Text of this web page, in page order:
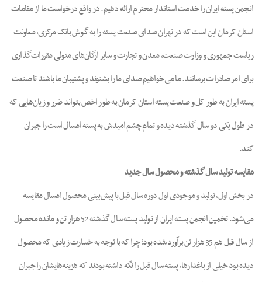
انجمن پسته ایران را خدمت استاندار محترم ارائه دهیم. در واقع درخواست ما از مقامات
استان کرمان این است که در تهران صدای صنعت پسته را به گوش بانک مرکزی، معاونت
ریاست جمهوری و وزارت صنعت، معدن و تجارت و سایر ارگان‌های متولی مقررات‌گذاری
برای امر صادرات برسانند. ما می‌خواهیم صدای ما را بشنوند و پشتیبان ما باشند تا صنعت
پسته ایران به طور کل و صنعت پسته استان کرمان به طور اخص بتواند ضرر و زیان‌هایی که
در طول یکی دو سال گذشته دیده و تمام چشم امیدش به پسته امسال است را جبران
کند.
مقایسه تولید سال گذشته و محصول سال جدید
در بخش اول، تولید و موجودی اول دوره سال قبل با پیش‌بینی محصول امسال مقایسه
می‌شود. تخمین انجمن پسته ایران از تولید پسته سال گذشته 52 هزار تن و مانده محصول
از سال قبل هم 35 هزار تن برآورد شده بود؛ چرا که با توجه به خسارت زیادی که محصول
دیده بود خیلی از باغدارها، پسته سال قبل را نگه داشته بودند که هزینه‌هایشان را جبران